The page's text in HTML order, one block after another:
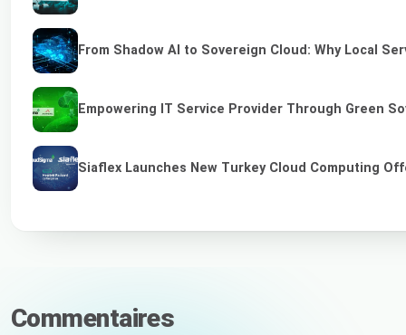
From Shadow AI to Sovereign Cloud: Why Local
Empowering IT Service Provider Through Green
Siaflex Launches New Turkey Cloud Computing
Commentaires